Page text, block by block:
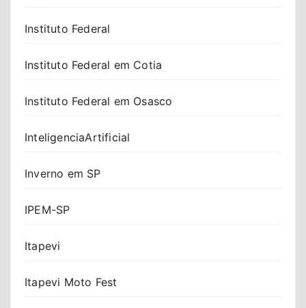
Instituto Federal
Instituto Federal em Cotia
Instituto Federal em Osasco
InteligenciaArtificial
Inverno em SP
IPEM-SP
Itapevi
Itapevi Moto Fest